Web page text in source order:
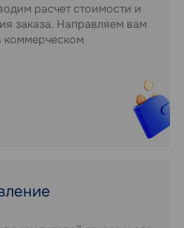
расчет стоимости и
заказа. Направляем вам